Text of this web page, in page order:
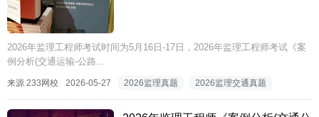
2026年监理工程师考试时间为5月16日-17日，2026年监理工程师考试《案
例分析(交通运输-公路...
来源 233网校 2026-05-27 2026监理真题 2026监理交通真题